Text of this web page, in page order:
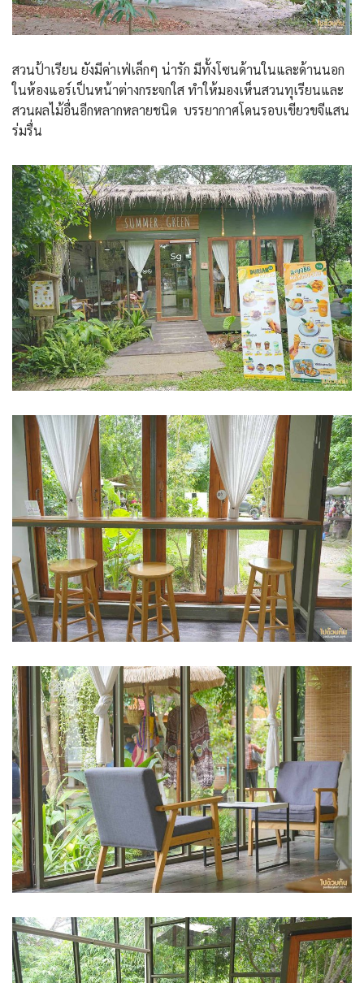
สวนป้าเรียน ยังมีค่าเฟ่เล็กๆ น่ารัก มีทั้งโซนด้านในและด้านนอก
ในห้องแอร์เป็นหน้าต่างกระจกใส ทำให้มองเห็นสวนทุเรียนและ
สวนผลไม้อื่นอีกหลากหลายชนิด บรรยากาศโดนรอบเขียวขจีแสน
ร่มรื่น